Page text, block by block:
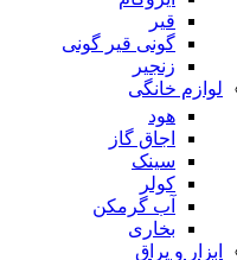
قیر
گونی قیر گونی
زنجیر
لوازم خانگی
هود
اجاق گاز
سینک
کولر
آب گرمکن
بخاری
ابزار و یراق